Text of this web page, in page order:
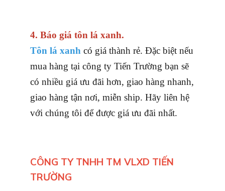
4. Báo giá tôn lá xanh.
Tôn lá xanh có giá thành rẻ. Đặc biệt nếu
mua hàng tại công ty Tiến Trường bạn sẽ
có nhiều giá ưu đãi hơn, giao hàng nhanh,
giao hàng tận nơi, miễn ship. Hãy liên hệ
với chúng tôi để được giá ưu đãi nhất.
CÔNG TY TNHH TM VLXD TIẾN
TRƯỜNG